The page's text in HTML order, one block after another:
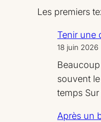
Les premiers
Tenir une
18 juin 2026
souvent
temps
Après un